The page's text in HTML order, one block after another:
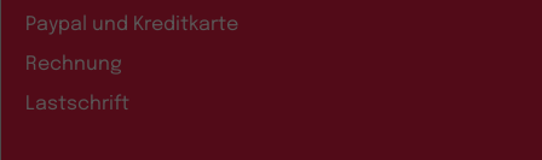
Paypal und Kreditkarte
Rechnung
Lastschrift